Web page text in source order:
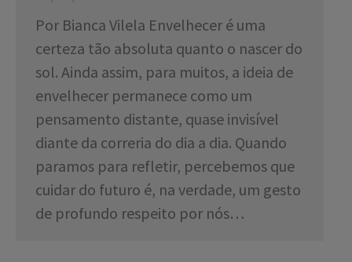
Por Bianca Vilela Envelhecer é uma
certeza tão absoluta quanto o nascer do
sol. Ainda assim, para muitos, a ideia de
envelhecer permanece como um
pensamento distante, quase invisível
diante da correria do dia a dia. Quando
paramos para refletir, percebemos que
cuidar do futuro é, na verdade, um gesto
de profundo respeito por nós…